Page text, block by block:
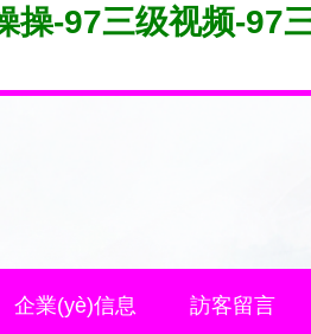
-97三级视频-97
企業(yè)信息 訪客留言